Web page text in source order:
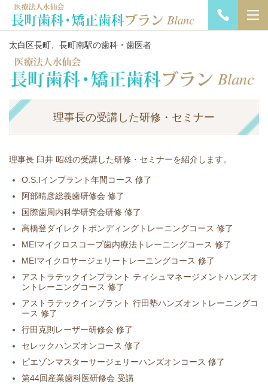
太白区長町、長町南駅の歯科・歯医者
理事長の受講した研修・セミナー
理事長 臼井 昭雄の受講した研修・セミナーを紹介します。
O.S.Iインプラント年間コース 修了
阿部晴彦総義歯研修会 修了
国際歯周内科学研究会研修 修了
高橋登ダイレクトボンディングトレーニングコース 修了
MEIマイクロスコープ歯内療法トレーニングコース 修了
MEIマイクロサージェリートレーニングコース 修了
アストラテックインプラント ティシュマネージメントハンズオ
ントレーニングコース 修了
アストラテックインプラント 行田塾ハンズオントレーニングコ
ース 修了
行田克則レーザー研修会 修了
セレックハンズオンコース 修了
ピエゾンマスターサージェリーハンズオンコース 修了
第44回産業歯科医研修会 受講